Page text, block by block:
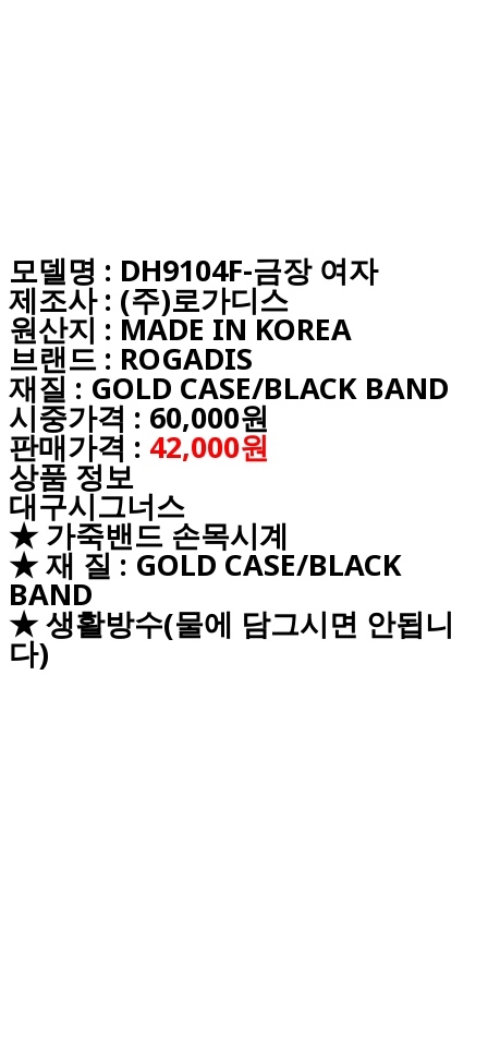
모델명 : DH9104F-금장 여자
제조사 : (주)로가디스
원산지 : MADE IN KOREA
브랜드 : ROGADIS
재질 : GOLD CASE/BLACK BAND
시중가격 : 60,000원
판매가격 : 42,000원
상품 정보
대구시그너스
★ 가죽밴드 손목시계
★ 재 질 : GOLD CASE/BLACK
BAND
★ 생활방수(물에 담그시면 안됩니
다)